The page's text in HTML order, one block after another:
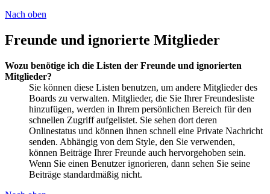
Nach oben
Freunde und ignorierte Mitglieder
Wozu benötige ich die Listen der Freunde und ignorierten
Mitglieder?
Sie können diese Listen benutzen, um andere Mitglieder des
Boards zu verwalten. Mitglieder, die Sie Ihrer Freundesliste
hinzufügen, werden in Ihrem persönlichen Bereich für den
schnellen Zugriff aufgelistet. Sie sehen dort deren
Onlinestatus und können ihnen schnell eine Private Nachricht
senden. Abhängig von dem Style, den Sie verwenden,
können Beiträge Ihrer Freunde auch hervorgehoben sein.
Wenn Sie einen Benutzer ignorieren, dann sehen Sie seine
Beiträge standardmäßig nicht.